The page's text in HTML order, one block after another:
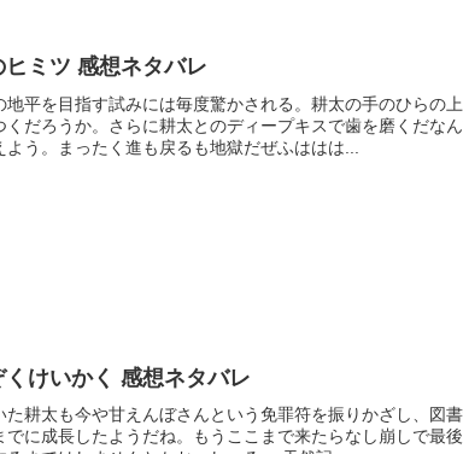
ミツ 感想ネタバレ
平を目指す試みには毎度驚かされる。耕太の手のひらの
だろうか。さらに耕太とのディープキスで歯を磨くだな
う。まったく進も戻るも地獄だぜふははは...
けいかく 感想ネタバレ
耕太も今や甘えんぼさんという免罪符を振りかざし、図
に成長したようだね。もうここまで来たらなし崩しで最